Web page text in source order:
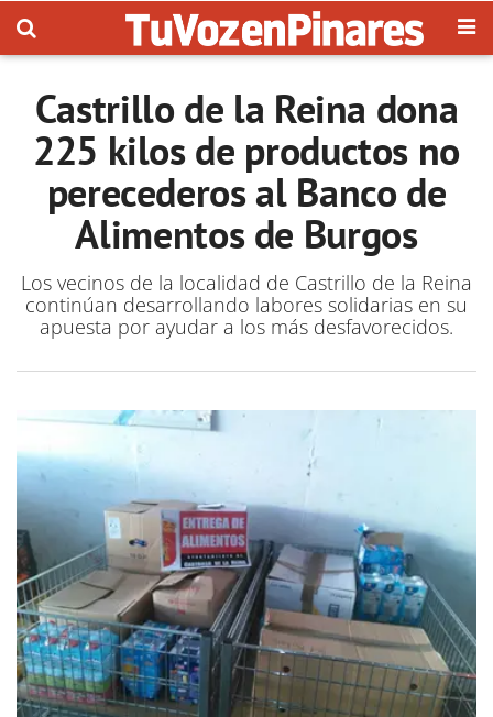
Castrillo de la Reina dona
225 kilos de productos no
perecederos al Banco de
Alimentos de Burgos
Los vecinos de la localidad de Castrillo de la Reina
continúan desarrollando labores solidarias en su
apuesta por ayudar a los más desfavorecidos.